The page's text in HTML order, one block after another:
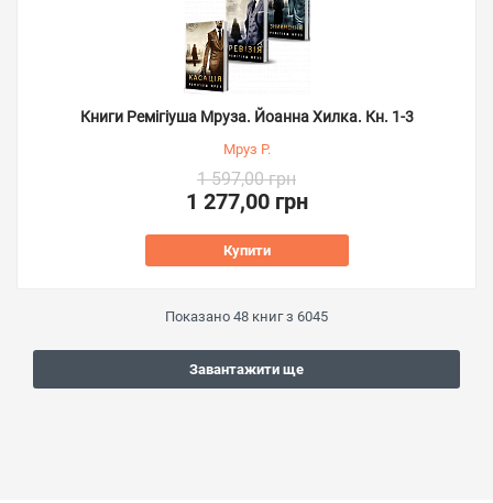
Книги Ремігіуша Мруза. Йоанна Хилка. Кн. 1-3
Мруз Р.
1 597,00 грн
1 277,00 грн
Купити
Показано 48 книг з 6045
Завантажити ще